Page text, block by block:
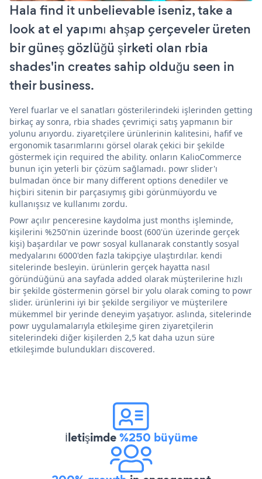
Hala find it unbelievable iseniz, take a
look at el yapımı ahşap çerçeveler üreten
bir güneş gözlüğü şirketi olan rbia
shades'in creates sahip olduğu seen in
their business.
Yerel fuarlar ve el sanatları gösterilerindeki işlerinden getting
birkaç ay sonra, rbia shades çevrimiçi satış yapmanın bir
yolunu arıyordu. ziyaretçilere ürünlerinin kalitesini, hafif ve
ergonomik tasarımlarını görsel olarak çekici bir şekilde
göstermek için required the ability. onların KalioCommerce
bunun için yeterli bir çözüm sağlamadı. powr slider'ı
bulmadan önce bir many different options denediler ve
hiçbiri sitenin bir parçasıymış gibi görünmüyordu ve
kullanışsız ve kullanımı zordu.
Powr açılır penceresine kaydolma just months işleminde,
kişilerini %250'nin üzerinde boost (600'ün üzerinde gerçek
kişi) başardılar ve powr sosyal kullanarak constantly sosyal
medyalarını 6000'den fazla takipçiye ulaştırdılar. kendi
sitelerinde besleyin. ürünlerin gerçek hayatta nasıl
göründüğünü ana sayfada added olarak müşterilerine hızlı
bir şekilde göstermenin görsel bir yolu olarak coming to powr
slider. ürünlerini iyi bir şekilde sergiliyor ve müşterilere
mükemmel bir yerinde deneyim yaşatıyor. aslında, sitelerinde
powr uygulamalarıyla etkileşime giren ziyaretçilerin
sitelerindeki diğer kişilerden 2,5 kat daha uzun süre
etkileşimde bulundukları discovered.
İletişimde%250 büyüme